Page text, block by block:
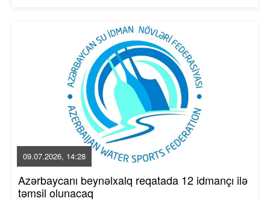
09.07.2026, 14:28
Azərbaycanı beynəlxalq reqatada 12 idmançı ilə
təmsil olunacaq